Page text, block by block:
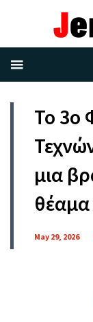
Το 3ο
μια
θέαμα
May 29, 2026